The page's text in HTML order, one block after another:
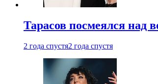
Тарасов посмеялся над
2 года спустя2 года спустя